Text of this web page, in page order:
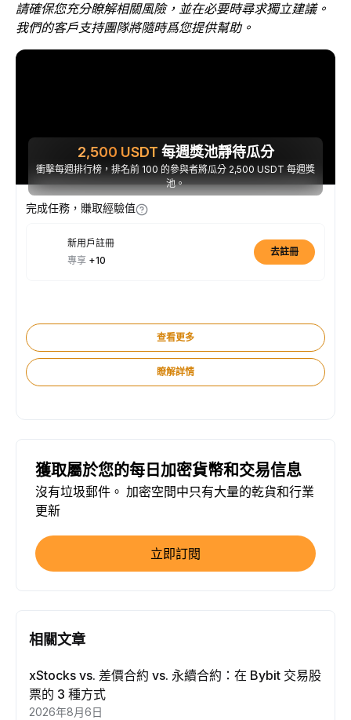
請確保您充分瞭解相關風險，並在必要時尋求獨立建議。
我們的客戶支持團隊將隨時爲您提供幫助。
2,500 USDT 每週獎池靜待瓜分
衝擊每週排行榜，排名前 100 的參與者將瓜分 2,500 USDT 每週獎
池。
完成任務，賺取經驗值
新用戶註冊
專享 +10
去註冊
查看更多
瞭解詳情
獲取屬於您的每日加密貨幣和交易信息
沒有垃圾郵件。 加密空間中只有大量的乾貨和行業
更新
立即訂閱
相關文章
xStocks vs. 差價合約 vs. 永續合約：在 Bybit 交易股
票的 3 種方式
2026年8月6日